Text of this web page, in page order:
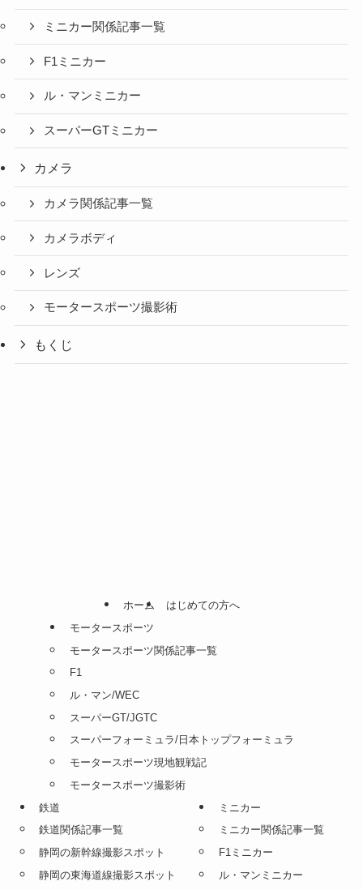
ミニカー関係記事一覧
F1ミニカー
ル・マンミニカー
スーパーGTミニカー
カメラ
カメラ関係記事一覧
カメラボディ
レンズ
モータースポーツ撮影術
もくじ
ホーム
はじめての方へ
モータースポーツ
モータースポーツ関係記事一覧
F1
ル・マン/WEC
スーパーGT/JGTC
スーパーフォーミュラ/日本トップフォーミュラ
モータースポーツ現地観戦記
モータースポーツ撮影術
鉄道
鉄道関係記事一覧
静岡の新幹線撮影スポット
静岡の東海道線撮影スポット
ミニカー
ミニカー関係記事一覧
F1ミニカー
ル・マンミニカー